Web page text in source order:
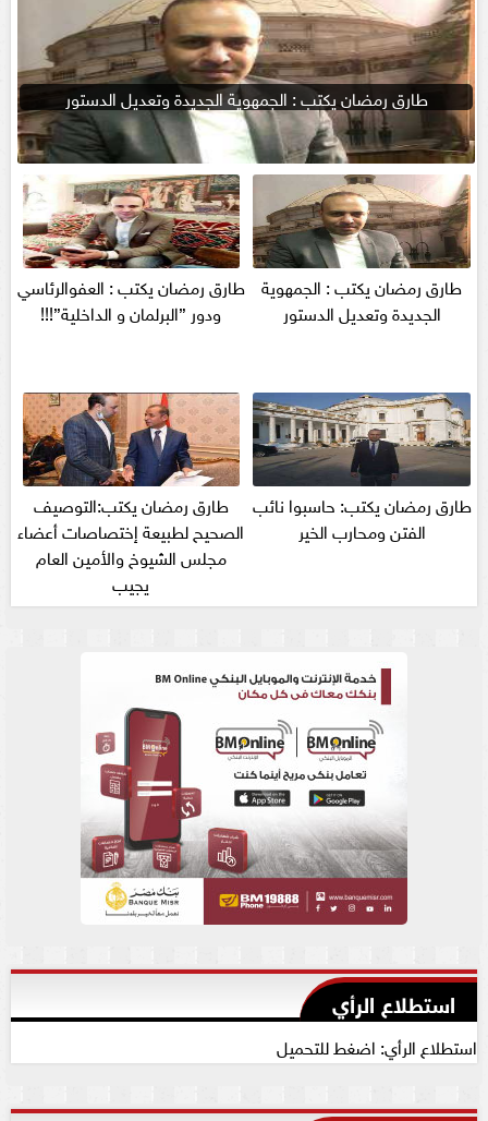
طارق رمضان يكتب : الجمهوية الجديدة وتعديل الدستور
طارق رمضان يكتب : الجمهوية
الجديدة وتعديل الدستور
طارق رمضان يكتب : العفوالرئاسي
ودور ”البرلمان و الداخلية”!!!
طارق رمضان يكتب: حاسبوا نائب
الفتن ومحارب الخير
طارق رمضان يكتب:التوصيف
الصحيح لطبيعة إختصاصات أعضاء
مجلس الشيوخ والأمين العام
يجيب
استطلاع الرأي
استطلاع الرأي: اضغط للتحميل